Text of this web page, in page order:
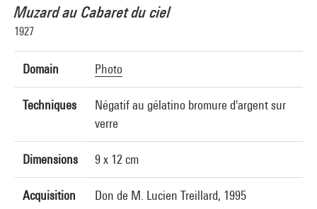
Muzard au Cabaret du ciel
1927
Domain Photo
Techniques
Négatif au gélatino bromure d'argent sur
verre
Dimensions 9 x 12 cm
Acquisition Don de M. Lucien Treillard, 1995